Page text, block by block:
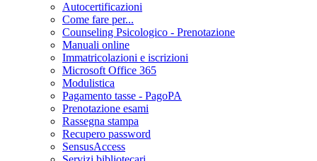
Autocertificazioni
Come fare per...
Counseling Psicologico - Prenotazione
Manuali online
Immatricolazioni e iscrizioni
Microsoft Office 365
Modulistica
Pagamento tasse - PagoPA
Prenotazione esami
Rassegna stampa
Recupero password
SensusAccess